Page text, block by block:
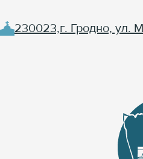
230023,г. Гродно, ул.